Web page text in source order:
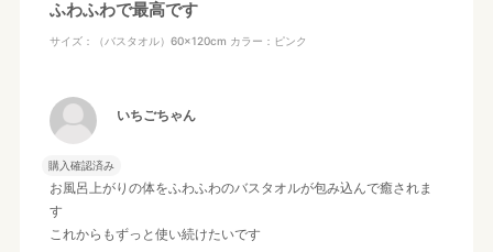
ふわふわで最高です
サイズ：（バスタオル）60×120cm カラー：ピンク
いちごちゃん
購入確認済み
お風呂上がりの体をふわふわのバスタオルが包み込んで癒されま
す
これからもずっと使い続けたいです